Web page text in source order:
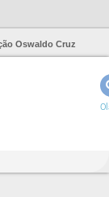
Oswaldo Cruz